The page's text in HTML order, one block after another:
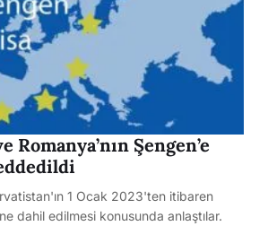
Romanya’nın Şengen’e
1 Ocak 2023'ten itibaren
dahil edilmesi konusunda anlaştılar.